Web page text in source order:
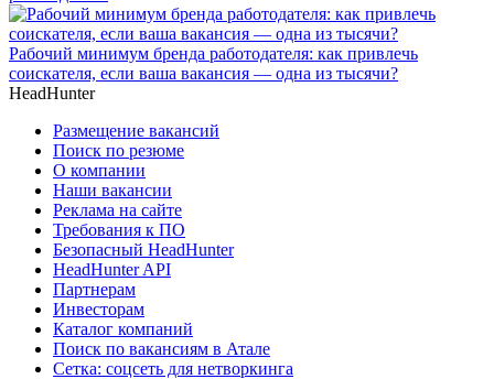
Рабочий минимум бренда работодателя: как привлечь
соискателя, если ваша вакансия — одна из тысячи?
HeadHunter
Размещение вакансий
Поиск по резюме
О компании
Наши вакансии
Реклама на сайте
Требования к ПО
Безопасный HeadHunter
HeadHunter API
Партнерам
Инвесторам
Каталог компаний
Поиск по вакансиям в Атале
Сетка: соцсеть для нетворкинга